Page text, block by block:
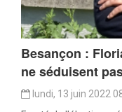
Besançon :
ne séduisent
lundi, 13 juin 2022